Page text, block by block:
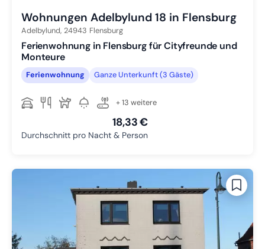
Wohnungen Adelbylund 18 in Flensburg
Adelbylund, 24943 Flensburg
Ferienwohnung in Flensburg für Cityfreunde und
Monteure
Ferienwohnung Ganze Unterkunft (3 Gäste)
+ 13 weitere
18,33 €
Durchschnitt pro Nacht & Person